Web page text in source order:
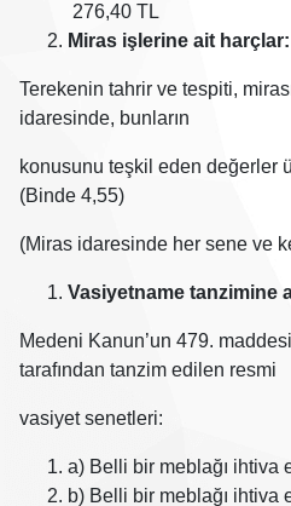
276,40 TL
Miras işlerine ait harçlar:
Terekenin tahrir ve tespiti,
idaresinde, bunların
konusunu teşkil eden
(Binde 4,55)
(Miras idaresinde her sene ve
Vasiyetname tanzimine
Medeni Kanun’un 479.
tarafından tanzim edilen resmi
vasiyet senetleri:
a) Belli bir meblağı ihtiva
b) Belli bir meblağı ihtiva